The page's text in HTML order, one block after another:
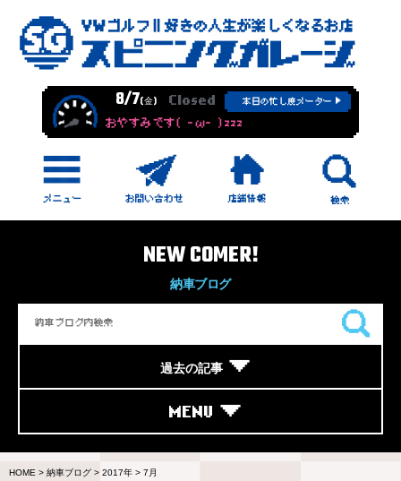
8/7(金) Closed 本日の忙し度メーター
おやすみです( -ω- )zzz
NEW COMER!
納車ブログ
過去の記事
MENU
HOME > 納車ブログ > 2017年 > 7月